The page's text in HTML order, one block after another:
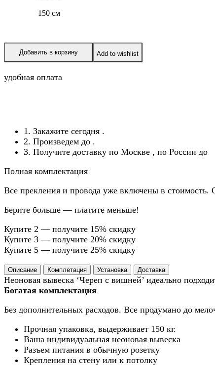
150 см
Добавить в корзину Add to wishlist
удобная оплата
1. Закажите сегодня .
2. Произведем до .
3. Получите доставку по Москве , по России до
Полная комплектация
Все прекления и провода уже включены в стоимость.
Берите больше — платите меньше!
Купите 2 — получите 15% скидку
Купите 3 — получите 20% скидку
Купите 5 — получите 25% скидку
Описание Комплетация Установка Доставка
Неоновая вывеска ‘Череп с вишней’ идеально
Богатая комплектация
Без дополнительных расходов. Все продумано до
Прочная упаковка, выдерживает 150 кг.
Ваша индивидуальная неоновая вывеска
Разъем питания в обычную розетку
Крепления на стену или к потолку